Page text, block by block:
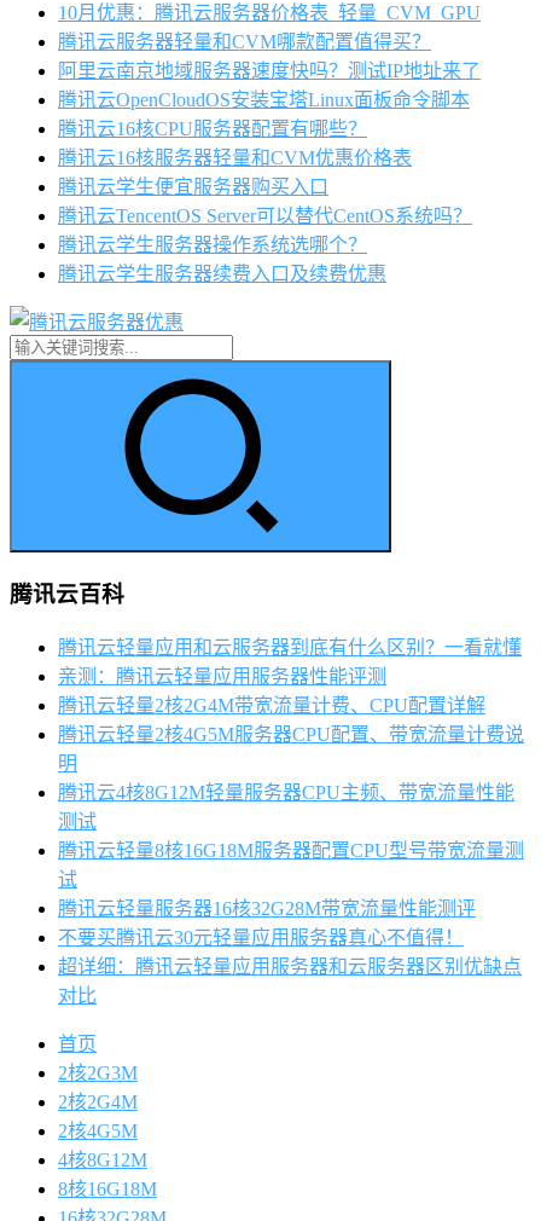
10月优惠：腾讯云服务器价格表_轻量_CVM_GPU
腾讯云服务器轻量和CVM哪款配置值得买？
阿里云南京地域服务器速度快吗？测试IP地址来了
腾讯云OpenCloudOS安装宝塔Linux面板命令脚本
腾讯云16核CPU服务器配置有哪些？
腾讯云16核服务器轻量和CVM优惠价格表
腾讯云学生便宜服务器购买入口
腾讯云TencentOS Server可以替代CentOS系统吗？
腾讯云学生服务器操作系统选哪个？
腾讯云学生服务器续费入口及续费优惠
腾讯云百科
腾讯云轻量应用和云服务器到底有什么区别？一看就懂
亲测：腾讯云轻量应用服务器性能评测
腾讯云轻量2核2G4M带宽流量计费、CPU配置详解
腾讯云轻量2核4G5M服务器CPU配置、带宽流量计费说
明
腾讯云4核8G12M轻量服务器CPU主频、带宽流量性能
测试
腾讯云轻量8核16G18M服务器配置CPU型号带宽流量测
试
腾讯云轻量服务器16核32G28M带宽流量性能测评
不要买腾讯云30元轻量应用服务器真心不值得！
超详细：腾讯云轻量应用服务器和云服务器区别优缺点
对比
首页
2核2G3M
2核2G4M
2核4G5M
4核8G12M
8核16G18M